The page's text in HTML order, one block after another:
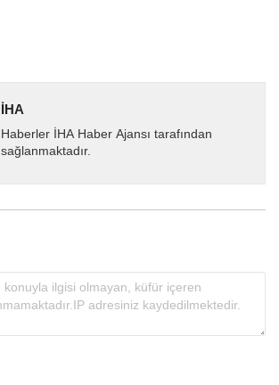
İHA
Haberler İHA Haber Ajansı tarafından
sağlanmaktadır.